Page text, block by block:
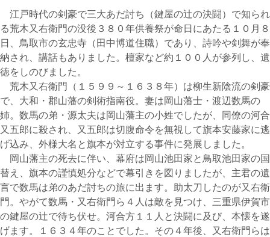
江戸時代の剣豪で三大あだ討ち（鍵屋の辻の決闘）で知られ
る荒木又右衛門の没後３８０年供養祭が命日にあたる１０月８
日、鳥取市の玄忠寺（田中博道住職）であり、詩吟や剣舞が奉
納され、講話もありました。檀家など約１００人が参列し、遺
徳をしのびました。
荒木又右衛門（１５９９～１６３８年）は柳生新陰流の剣豪
で、大和・郡山藩の剣術指南役。妻は岡山藩士・渡辺数馬の
姉。数馬の弟・源太夫は岡山藩主の小姓でしたが、同僚の河合
又五郎に殺され、又五郎は切腹命令を無視して旗本安藤家に逃
げ込み、外様大名と旗本が対立する事件に発展しました。
岡山藩主の死去に伴い、幕府は岡山池田家と鳥取池田家の国
替え、旗本の謹慎処分などで幕引きを図りましたが、主君の遺
言で数馬は弟のあだ討ちの旅に出ます。助太刀したのが又右衛
門。やがて数馬・又右衛門ら４人は敵を見つけ、三重県伊賀市
の鍵屋の辻で待ち伏せ。河合方１１人と決闘に及び、本懐を遂
げます。１６３４年のことでした。その４年後、又右衛門らは